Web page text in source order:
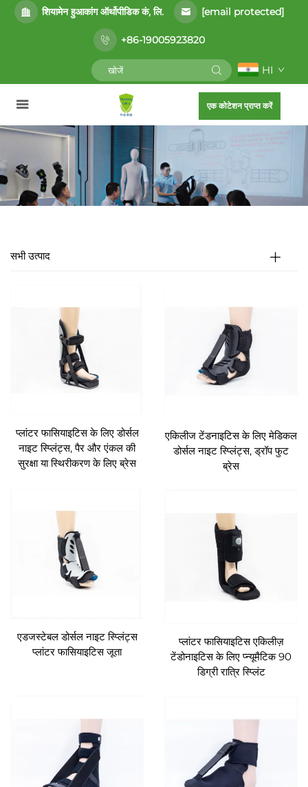
शियामेन हुआकांग ऑर्थोपीडिक कं, लि. [email protected]
+86-19005923820
HI
एक कोटेशन प्राप्त करें
सभी उत्पाद
प्लांटर फासियाइटिस के लिए डोर्सल
नाइट स्प्लिंट्स, पैर और एंकल की
सुरक्षा या स्थिरीकरण के लिए ब्रेस
एकिलीज टेंडनाइटिस के लिए मेडिकल
डोर्सल नाइट स्प्लिंट्स, ड्रॉप फुट
ब्रेस
एडजस्टेबल डोर्सल नाइट स्प्लिंट्स
प्लांटर फासियाइटिस जूता
प्लांटर फासियाइटिस एकिलीज़
टेंडोनाइटिस के लिए प्न्यूमैटिक 90
डिग्री रात्रि स्प्लिंट